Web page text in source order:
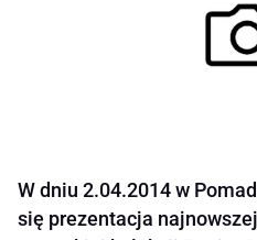
W dniu 2.04.2014 w
się prezentacja